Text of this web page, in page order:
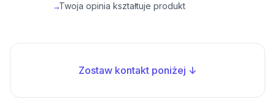
→Twoja opinia kształtuje produkt
Zostaw kontakt poniżej ↓